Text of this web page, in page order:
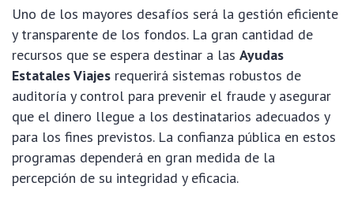
Uno de los mayores desafíos será la gestión eficiente
y transparente de los fondos. La gran cantidad de
recursos que se espera destinar a las Ayudas
Estatales Viajes requerirá sistemas robustos de
auditoría y control para prevenir el fraude y asegurar
que el dinero llegue a los destinatarios adecuados y
para los fines previstos. La confianza pública en estos
programas dependerá en gran medida de la
percepción de su integridad y eficacia.